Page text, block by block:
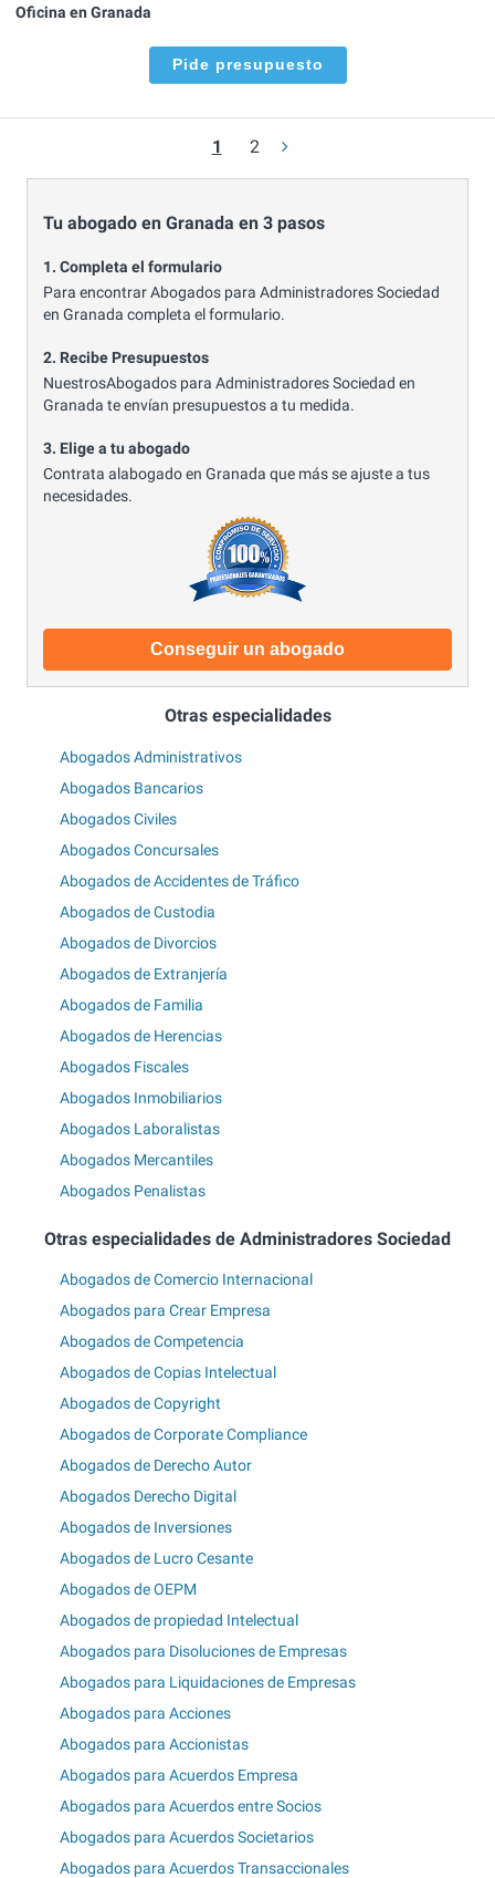
Oficina en Granada
Pide presupuesto
1 2
Tu abogado en Granada en 3 pasos
1. Completa el formulario
Para encontrar Abogados para Administradores Sociedad
en Granada completa el formulario.
2. Recibe Presupuestos
NuestrosAbogados para Administradores Sociedad en
Granada te envían presupuestos a tu medida.
3. Elige a tu abogado
Contrata alabogado en Granada que más se ajuste a tus
necesidades.
Conseguir un abogado
Otras especialidades
Abogados Administrativos
Abogados Bancarios
Abogados Civiles
Abogados Concursales
Abogados de Accidentes de Tráfico
Abogados de Custodia
Abogados de Divorcios
Abogados de Extranjería
Abogados de Familia
Abogados de Herencias
Abogados Fiscales
Abogados Inmobiliarios
Abogados Laboralistas
Abogados Mercantiles
Abogados Penalistas
Otras especialidades de Administradores Sociedad
Abogados de Comercio Internacional
Abogados para Crear Empresa
Abogados de Competencia
Abogados de Copias Intelectual
Abogados de Copyright
Abogados de Corporate Compliance
Abogados de Derecho Autor
Abogados Derecho Digital
Abogados de Inversiones
Abogados de Lucro Cesante
Abogados de OEPM
Abogados de propiedad Intelectual
Abogados para Disoluciones de Empresas
Abogados para Liquidaciones de Empresas
Abogados para Acciones
Abogados para Accionistas
Abogados para Acuerdos Empresa
Abogados para Acuerdos entre Socios
Abogados para Acuerdos Societarios
Abogados para Acuerdos Transaccionales